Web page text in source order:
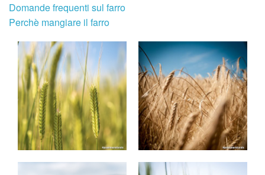
Domande frequenti sul farro
Perchè mangiare il farro